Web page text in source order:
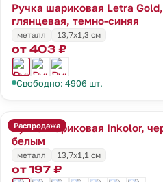
Ручка шариковая Letra Gold,
глянцевая, темно-синяя
металл 13,7х1,3 см
от 403 ₽
Свободно: 4906 шт.
Распродажа
Ручка шариковая Inkolor,
белым
металл 13,7х1,1 см
от 197 ₽